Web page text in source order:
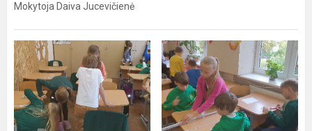
Mokytoja Daiva Jucevičienė